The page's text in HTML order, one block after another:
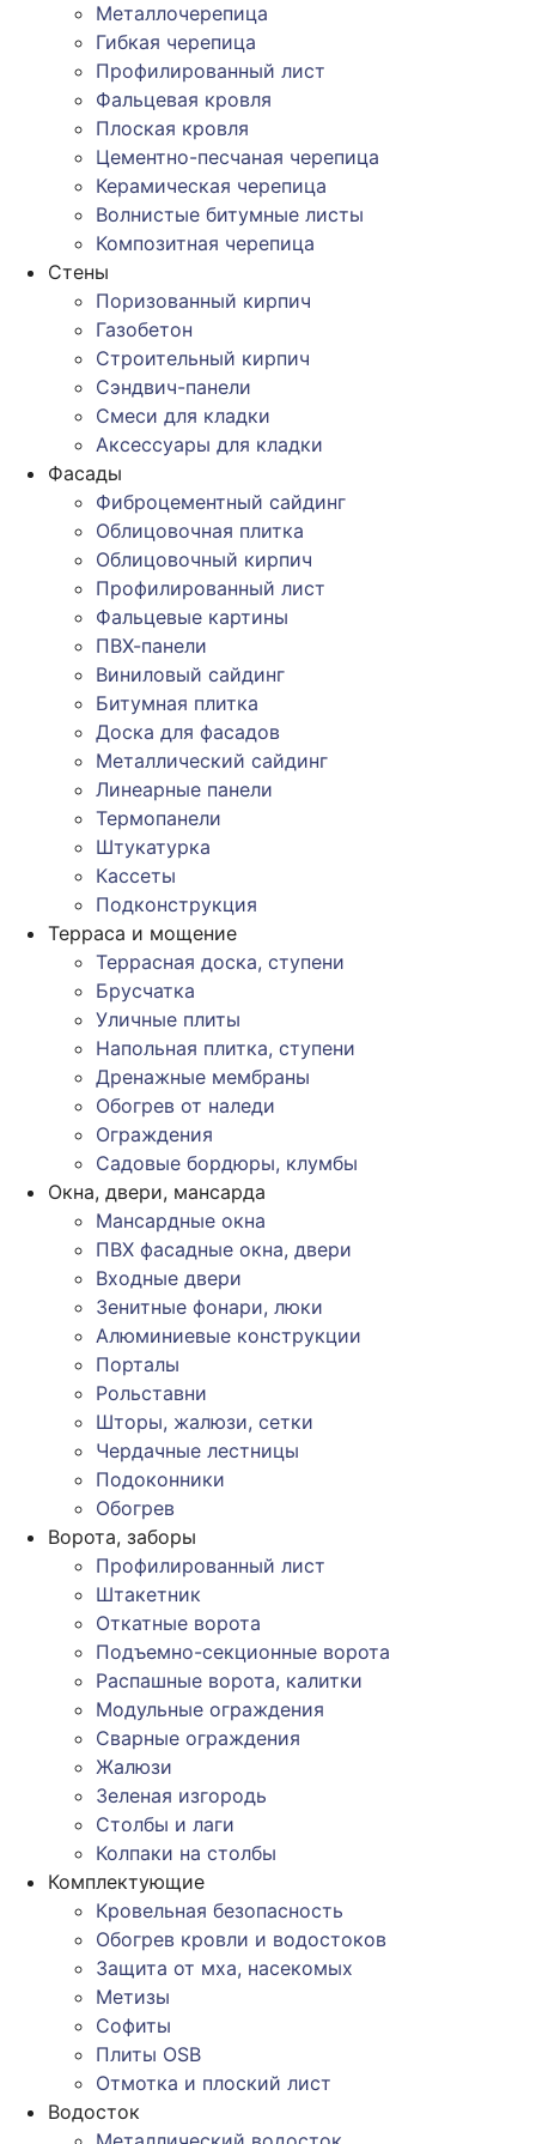
Металлочерепица
Гибкая черепица
Профилированный лист
Фальцевая кровля
Плоская кровля
Цементно-песчаная черепица
Керамическая черепица
Волнистые битумные листы
Композитная черепица
Стены
Поризованный кирпич
Газобетон
Строительный кирпич
Сэндвич-панели
Смеси для кладки
Аксессуары для кладки
Фасады
Фиброцементный сайдинг
Облицовочная плитка
Облицовочный кирпич
Профилированный лист
Фальцевые картины
ПВХ-панели
Виниловый сайдинг
Битумная плитка
Доска для фасадов
Металлический сайдинг
Линеарные панели
Термопанели
Штукатурка
Кассеты
Подконструкция
Терраса и мощение
Террасная доска, ступени
Брусчатка
Уличные плиты
Напольная плитка, ступени
Дренажные мембраны
Обогрев от наледи
Ограждения
Садовые бордюры, клумбы
Окна, двери, мансарда
Мансардные окна
ПВХ фасадные окна, двери
Входные двери
Зенитные фонари, люки
Алюминиевые конструкции
Порталы
Рольставни
Шторы, жалюзи, сетки
Чердачные лестницы
Подоконники
Обогрев
Ворота, заборы
Профилированный лист
Штакетник
Откатные ворота
Подъемно-секционные ворота
Распашные ворота, калитки
Модульные ограждения
Сварные ограждения
Жалюзи
Зеленая изгородь
Столбы и лаги
Колпаки на столбы
Комплектующие
Кровельная безопасность
Обогрев кровли и водостоков
Защита от мха, насекомых
Метизы
Софиты
Плиты OSB
Отмотка и плоский лист
Водосток